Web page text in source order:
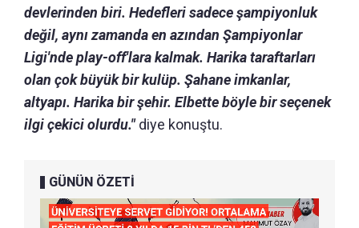
devlerinden biri. Hedefleri sadece şampiyonluk
değil, aynı zamanda en azından Şampiyonlar
Ligi'nde play-off'lara kalmak. Harika taraftarları
olan çok büyük bir kulüp. Şahane imkanlar,
altyapı. Harika bir şehir. Elbette böyle bir seçenek
ilgi çekici olurdu."diye konuştu.
GÜNÜN ÖZETİ